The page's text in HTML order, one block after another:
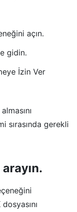
açın.
gidin.
İzin Ver
sırasında gerekli